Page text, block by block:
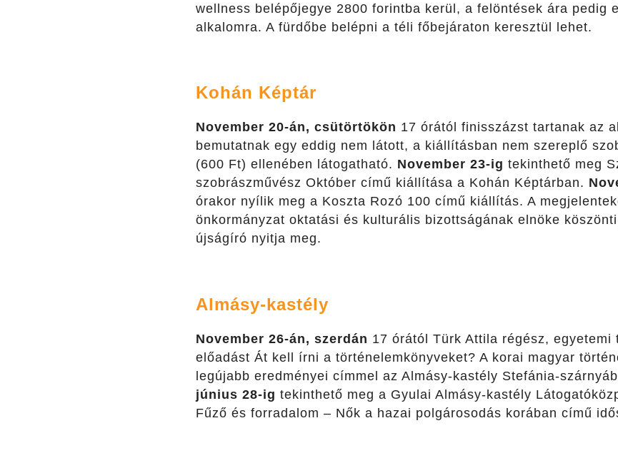
wellness belépőjegye 2800 forintba kerül, a felöntések ára pedig
alkalomra. A fürdőbe belépni a téli főbejáraton keresztül lehet.
Kohán Képtár
November 20-án, csütörtökön 17 órától finisszázst tartanak az
bemutatnak egy eddig nem látott, a kiállításban nem szereplő
(600 Ft) ellenében látogatható. November 23-ig tekinthető meg
szobrászművész Október című kiállítása a Kohán Képtárban.
órakor nyílik meg a Koszta Rozó 100 című kiállítás. A
önkormányzat oktatási és kulturális bizottságának elnöke
újságíró nyitja meg.
Almásy-kastély
November 26-án, szerdán 17 órától Türk Attila régész, egyetemi
előadást Át kell írni a történelemkönyveket? A korai magyar
legújabb eredményei címmel az Almásy-kastély Stefánia-
június 28-ig tekinthető meg a Gyulai Almásy-kastély
Fűző és forradalom – Nők a hazai polgárosodás korában című